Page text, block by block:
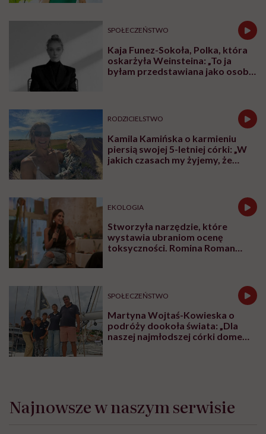
SPOŁECZEŃSTWO
Kaja Funez-Sokoła, Polka, która
oskarżyła Weinsteina: „To ja
byłam przedstawiana jako osoba,
RODZICIELSTWO
Kamila Kamińska o karmieniu
piersią swojej 5-letniej córki: „W
jakich czasach my żyjemy, że
EKOLOGIA
Stworzyła narzędzie, które
wystawia ubraniom ocenę
toksyczności. Romina Roman
SPOŁECZEŃSTWO
Martyna Wojtaś-Kowieska o
podróży dookoła świata: „Dla
naszej najmłodszej córki domem
Najnowsze w naszym serwisie